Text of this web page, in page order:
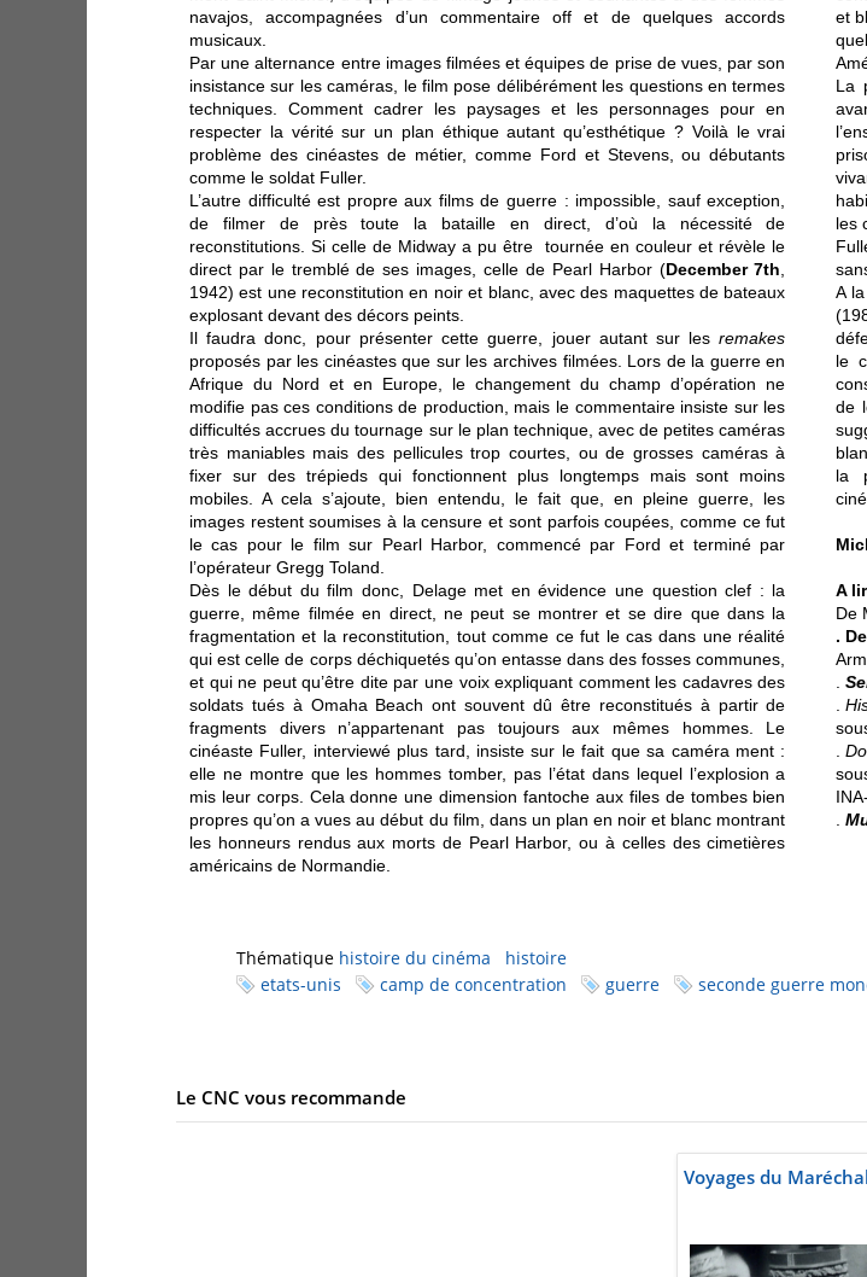
navajos, accompagnées d’un commentaire off et de quelques accords
musicaux.
Par une alternance entre images filmées et équipes de prise de vues, par son
insistance sur les caméras, le film pose délibérément les questions en termes
techniques. Comment cadrer les paysages et les personnages pour en
respecter la vérité sur un plan éthique autant qu’esthétique ? Voilà le vrai
problème des cinéastes de métier, comme Ford et Stevens, ou débutants
comme le soldat Fuller.
L’autre difficulté est propre aux films de guerre : impossible, sauf exception,
de filmer de près toute la bataille en direct, d’où la nécessité de
reconstitutions. Si celle de Midway a pu être tournée en couleur et révèle le
direct par le tremblé de ses images, celle de Pearl Harbor (December 7th,
1942) est une reconstitution en noir et blanc, avec des maquettes de bateaux
explosant devant des décors peints.
Il faudra donc, pour présenter cette guerre, jouer autant sur lesremakes
proposés par les cinéastes que sur les archives filmées. Lors de la guerre en
Afrique du Nord et en Europe, le changement du champ d’opération ne
modifie pas ces conditions de production, mais le commentaire insiste sur les
difficultés accrues du tournage sur le plan technique, avec de petites caméras
très maniables mais des pellicules trop courtes, ou de grosses caméras à
fixer sur des trépieds qui fonctionnent plus longtemps mais sont moins
mobiles. A cela s’ajoute, bien entendu, le fait que, en pleine guerre, les
images restent soumises à la censure et sont parfois coupées, comme ce fut
le cas pour le film sur Pearl Harbor, commencé par Ford et terminé par
l’opérateur Gregg Toland.
Dès le début du film donc, Delage met en évidence une question clef : la
guerre, même filmée en direct, ne peut se montrer et se dire que dans la
fragmentation et la reconstitution, tout comme ce fut le cas dans une réalité
qui est celle de corps déchiquetés qu’on entasse dans des fosses communes,
et qui ne peut qu’être dite par une voix expliquant comment les cadavres des
soldats tués à Omaha Beach ont souvent dû être reconstitués à partir de
fragments divers n’appartenant pas toujours aux mêmes hommes. Le
cinéaste Fuller, interviewé plus tard, insiste sur le fait que sa caméra ment :
elle ne montre que les hommes tomber, pas l’état dans lequel l’explosion a
mis leur corps. Cela donne une dimension fantoche aux files de tombes bien
propres qu’on a vues au début du film, dans un plan en noir et blanc montrant
les honneurs rendus aux morts de Pearl Harbor, ou à celles des cimetières
américains de Normandie.
et
La
les
A
le
de
la
A
De
.
.
.
.
.
Thématique histoire du cinéma
histoire
etats-unis
camp de concentration guerre seconde guerre
Le CNC vous recommande
Voyages du